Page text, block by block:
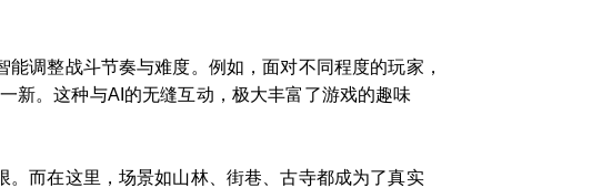
调整战斗节奏与难度。例如，面对不同程度的玩家，
新。这种与AI的无缝互动，极大丰富了游戏的趣味
。而在这里，场景如山林、街巷、古寺都成为了真实